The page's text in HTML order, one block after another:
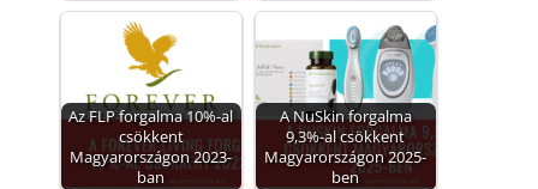
Az FLP forgalma 10%-al
csökkent
Magyarországon 2023-
ban
A NuSkin forgalma
9,3%-al csökkent
Magyarországon 2025-
ben